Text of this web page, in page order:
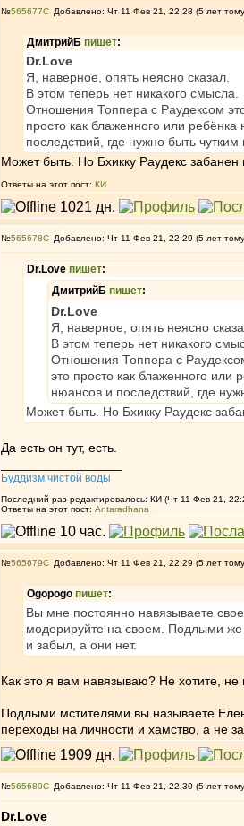
№565677 Добавлено: Чт 11 Фев 21, 22:28 (5 лет
ДмитрийБ пишет:
Dr.Love
Я, наверное, опять неясно сказал.
В этом теперь нет никакого смысла.
Отношения Топпера с Раудексом
просто как блаженного или
последствий, где нужно быть
Может быть. Но Бхикку Раудекс
Ответы на этот пост: КИ
№565678 Добавлено: Чт 11 Фев 21, 22:29 (5 лет
Dr.Love пишет:
ДмитрийБ пишет:
Dr.Love
Я, наверное, опять неясно
В этом теперь нет никакого
Отношения Топпера с
это просто как блаженного или
нюансов и последствий, где
Может быть. Но Бхикку Раудекс
Да есть он тут, есть.
Буддизм чистой воды
Последний раз редактировалось: КИ (Чт 11 Фев 21,
Ответы на этот пост: Antaradhana
№565679 Добавлено: Чт 11 Фев 21, 22:29 (5 лет
Ogopogo пишет:
Вы мне постоянно навязываете
модерируйте на своем. Подлыми же
и забыл, а они нет.
Как это я вам навязываю? Не хотите,
Подлыми мстителями вы называете
переходы на личности и хамство, а не
№565680 Добавлено: Чт 11 Фев 21, 22:30 (5 лет
Dr.Love